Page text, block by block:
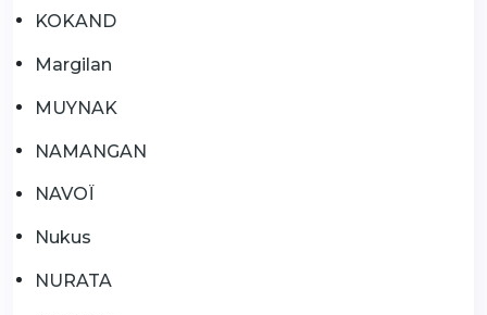
KOKAND
Margilan
MUYNAK
NAMANGAN
NAVOÏ
Nukus
NURATA